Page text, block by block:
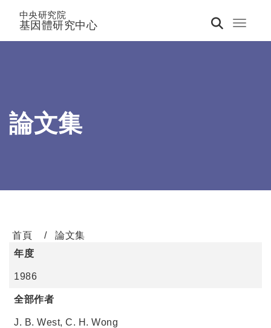
Toggle
中央研究院
基因體研究中心
論文集
首頁
論文集
年度
1986
全部作者
J. B. West, C. H. Wong